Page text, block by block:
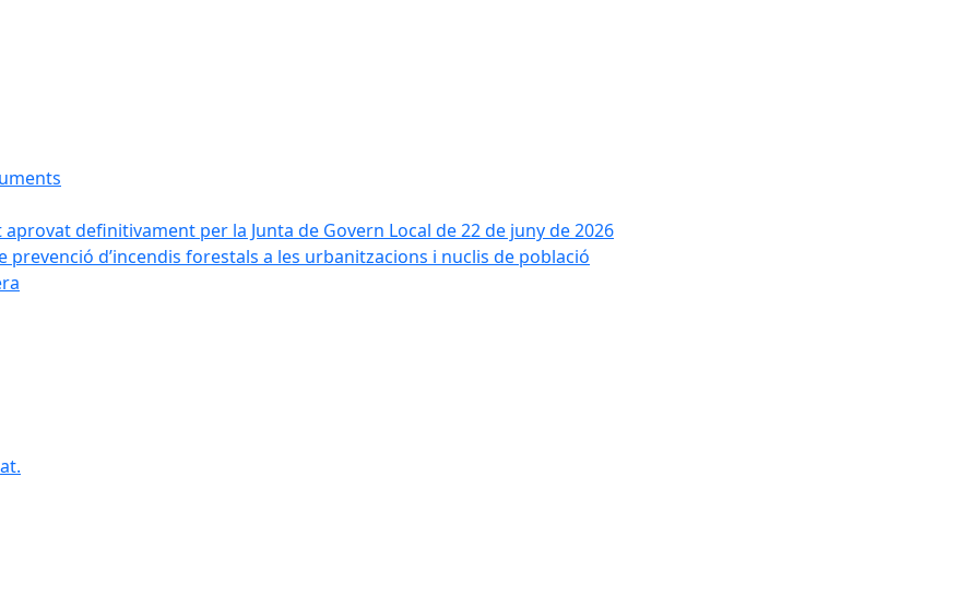
definitivament per la Junta de Govern Local de 22 de juny de 2026
d’incendis forestals a les urbanitzacions i nuclis de població